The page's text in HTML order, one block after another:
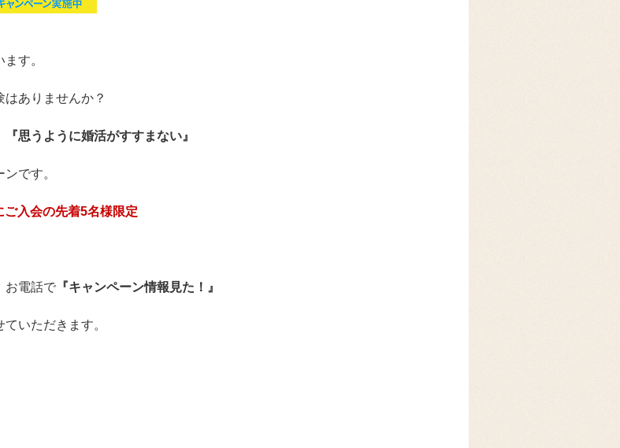
す。
ありませんか？
思うように婚活がすすまない』
です。
ご入会の先着5名様限定
お電話で 『キャンペーン情報見た！』
いただきます。